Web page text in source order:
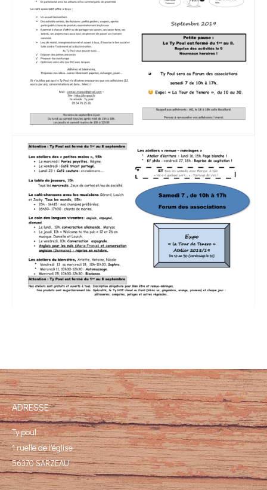
ADRESSE
Ty poul
1 ruelle de l'église
56370 SARZEAU